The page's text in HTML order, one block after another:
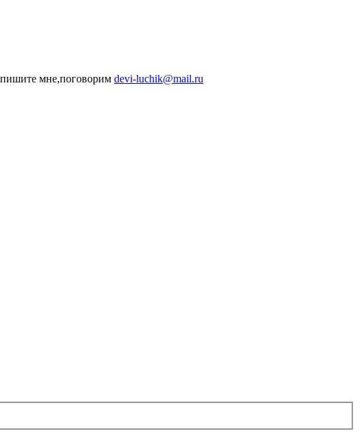
мне,поговорим devi-luchik@mail.ru